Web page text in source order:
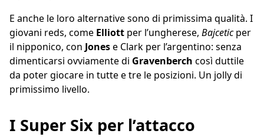
E anche le loro alternative sono di primissima qualità. I
giovani reds, come Elliott per l’ungherese, Bajceticper
il nipponico, con Jonese Clark per l’argentino: senza
dimenticarsi ovviamente di Gravenberch così duttile
da poter giocare in tutte e tre le posizioni. Un jolly di
primissimo livello.
I Super Six per l’attacco